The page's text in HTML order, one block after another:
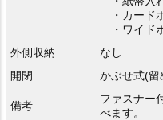
・カード
・ワイド
外側収納
なし
開閉
かぶせ式(留
備考
ファスナー
べます。